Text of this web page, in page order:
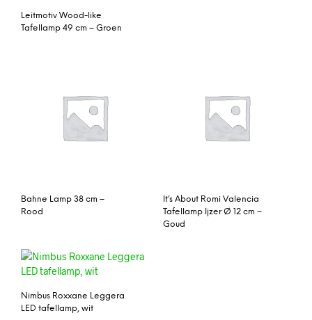
Leitmotiv Wood-like
Tafellamp 49 cm – Groen
Bahne Lamp 38 cm –
Rood
It’s About Romi Valencia
Tafellamp Ijzer Ø 12 cm –
Goud
Nimbus Roxxane Leggera
LED tafellamp, wit